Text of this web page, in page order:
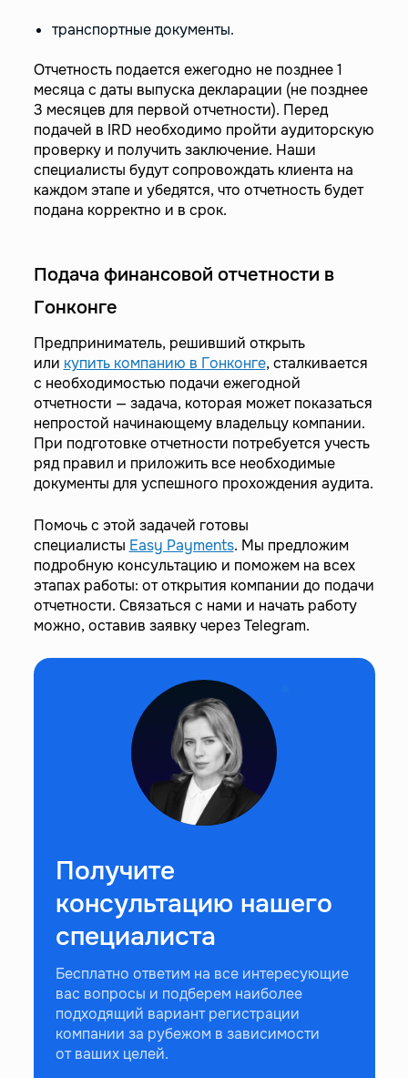
транспортные документы.
Отчетность подается ежегодно не позднее 1
месяца с даты выпуска декларации (не позднее
3 месяцев для первой отчетности). Перед
подачей в IRD необходимо пройти аудиторскую
проверку и получить заключение. Наши
специалисты будут сопровождать клиента на
каждом этапе и убедятся, что отчетность будет
подана корректно и в срок.
Подача финансовой отчетности в
Гонконге
Предприниматель, решивший открыть
или купить компанию в Гонконге, сталкивается
с необходимостью подачи ежегодной
отчетности — задача, которая может показаться
непростой начинающему владельцу компании.
При подготовке отчетности потребуется учесть
ряд правил и приложить все необходимые
документы для успешного прохождения аудита.
Помочь с этой задачей готовы
специалисты Easy Payments. Мы предложим
подробную консультацию и поможем на всех
этапах работы: от открытия компании до подачи
отчетности. Связаться с нами и начать работу
можно, оставив заявку через Telegram.
Получите
консультацию нашего
специалиста
Бесплатно ответим на все интересующие
вас вопросы и подберем наиболее
подходящий вариант регистрации
компании за рубежом в зависимости
от ваших целей.